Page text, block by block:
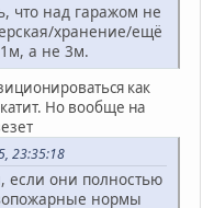
что над гаражом не
хранение/ещё
1м, а не 3м.
как
Но вообще на
23:35:18
они полностью
нормы